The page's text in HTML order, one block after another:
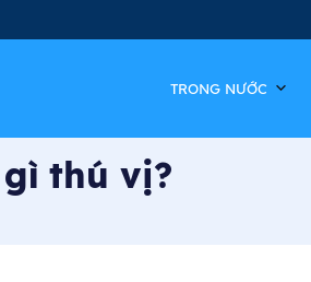
TRONG NƯỚC
thú vị?